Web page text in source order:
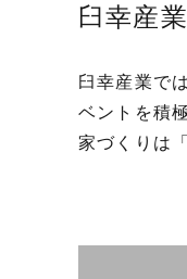
株
会
社
｜
臼幸産
臼幸産業で
ベントを積
家づくりは